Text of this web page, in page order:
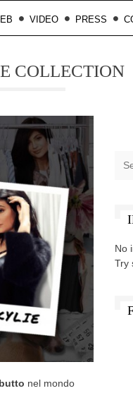
VIDEO PRESS
COLLECTION
nel mondo
No
Try